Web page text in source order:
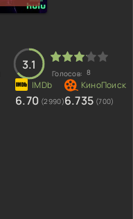
3.1
Голосов: 8
6.70 (2990)6.735 (700)